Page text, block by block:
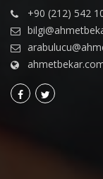
+90 (212) 542